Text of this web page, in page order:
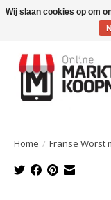
Voor 15:00 besteld,
Home / Franse Worst
Wij slaan cookies op om